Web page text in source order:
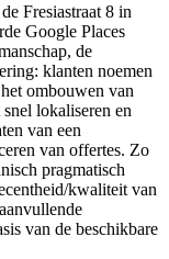
Fresiastraat 8 in
Google Places
de
klanten noemen
ombouwen van
lokaliseren en
van een
van offertes. Zo
pragmatisch
kwaliteit van
van de beschikbare